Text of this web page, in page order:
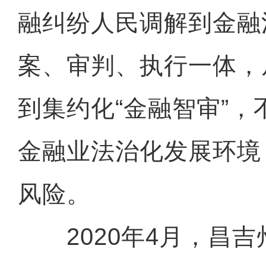
融纠纷人民调解到金
案、审判、执行一体
到集约化“金融智审”
金融业法治化发展环
风险。
2020年4月，昌吉